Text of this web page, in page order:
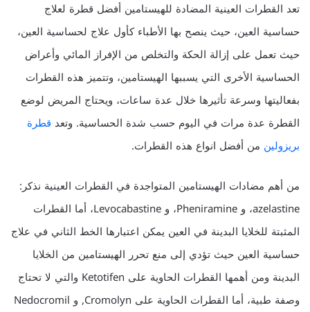
تعد القطرات العينية المضادة للهيستامين أفضل قطرة لعلاج
حساسية العين، حيث ينصح بها الأطباء كأول علاج لحساسية العين،
حيث تعمل على إزالة الحكة والتخلص من الإفراز المائي وأعراض
الحساسية الأخرى التي يسببها الهيستامين، وتتميز هذه القطرات
بفعاليتها وسرعة تأثيرها خلال عدة ساعات، ويحتاج المريض لوضع
القطرة عدة مرات في اليوم حسب شدة الحساسية. وتعد قطرة
بريزولين من أفضل انواع هذه القطرات.
من أهم مضادات الهيستامين المتواجدة في القطرات العينية نذكر:
azelastine، و Pheniramine، و Levocabastine، أما القطرات
المثبتة للخلايا البدينة في العين يمكن اعتبارها الخط الثاني في علاج
حساسية العين حيث تؤدي إلى منع تحرر الهيستامين من الخلايا
البدينة ومن أهمها القطرات الحاوية على Ketotifen والتي لا تحتاج
وصفة طبية، أما القطرات الحاوية على Cromolyn, و Nedocromil